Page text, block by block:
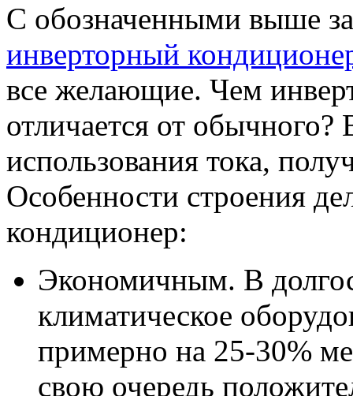
С обозначенными выше
инверторный
все желающие. Чем
отличается от
использования тока,
Особенности строения
кондиционер:
Экономичным. В
климатическое
примерно на 25-30%
свою очередь